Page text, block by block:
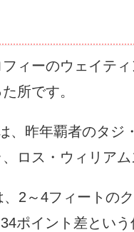
ィーのウェイテ
所です。
、昨年覇者のタジ
ロス・ウィリア
2～4フィートの
ポイント差とい